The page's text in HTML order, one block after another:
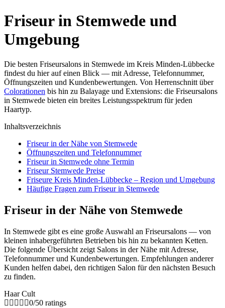
Friseur in Stemwede und
Umgebung
Die besten Friseursalons in Stemwede im Kreis Minden-Lübbecke
findest du hier auf einen Blick — mit Adresse, Telefonnummer,
Öffnungszeiten und Kundenbewertungen. Von Herrenschnitt über
Colorationen bis hin zu Balayage und Extensions: die Friseursalons
in Stemwede bieten ein breites Leistungsspektrum für jeden
Haartyp.
Inhaltsverzeichnis
Friseur in der Nähe von Stemwede
Öffnungszeiten und Telefonnummer
Friseur in Stemwede ohne Termin
Friseur Stemwede Preise
Friseure Kreis Minden-Lübbecke – Region und Umgebung
Häufige Fragen zum Friseur in Stemwede
Friseur in der Nähe von Stemwede
In Stemwede gibt es eine große Auswahl an Friseursalons — von
kleinen inhabergeführten Betrieben bis hin zu bekannten Ketten.
Die folgende Übersicht zeigt Salons in der Nähe mit Adresse,
Telefonnummer und Kundenbewertungen. Empfehlungen anderer
Kunden helfen dabei, den richtigen Salon für den nächsten Besuch
zu finden.
Haar Cult
0/50 ratings